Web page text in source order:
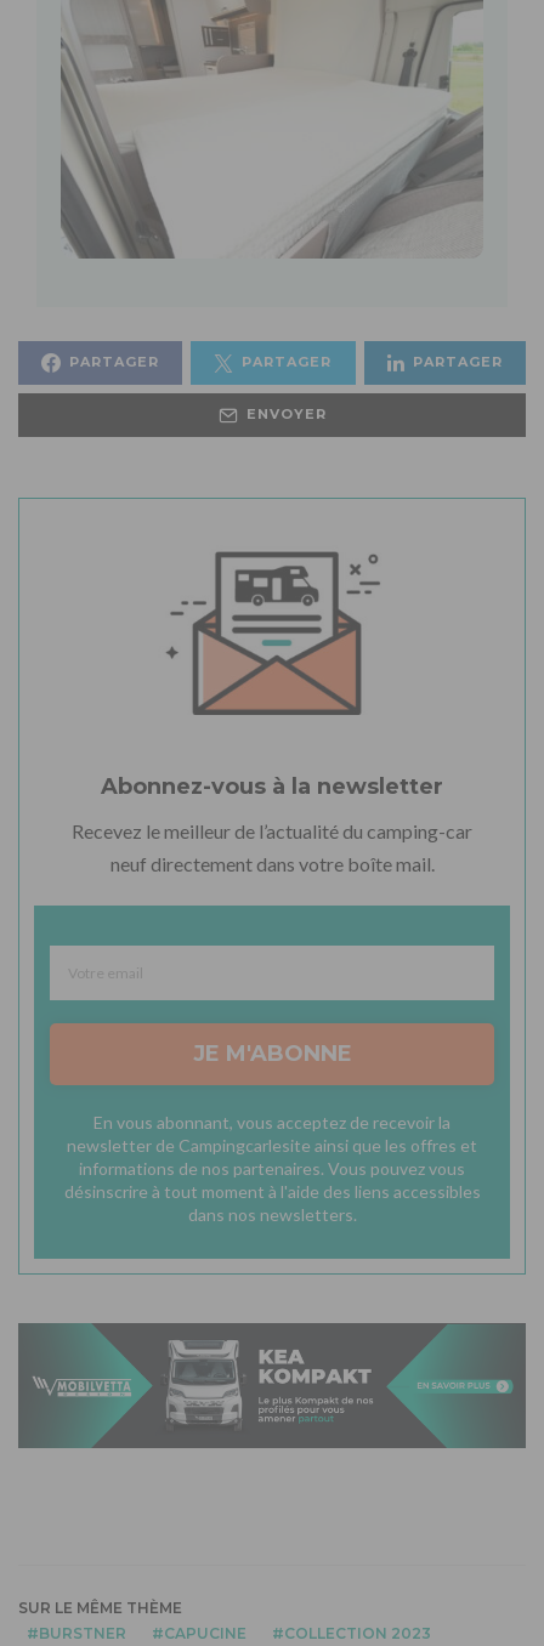
PARTAGER PARTAGER PARTAGER
ENVOYER
Abonnez-vous à la newsletter
Recevez le meilleur de l’actualité du camping-car
neuf directement dans votre boîte mail.
JE M'ABONNE
En vous abonnant, vous acceptez de recevoir la
newsletter de Campingcarlesite ainsi que les offres et
informations de nos partenaires. Vous pouvez vous
désinscrire à tout moment à l'aide des liens accessibles
dans nos newsletters.
SUR LE MÊME THÈME
BURSTNER
CAPUCINE COLLECTION 2023